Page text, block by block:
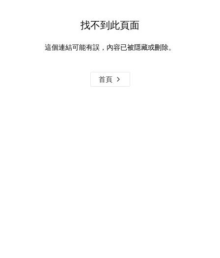
找不到此頁面
這個連結可能有誤，內容已被隱藏或刪除。
首頁